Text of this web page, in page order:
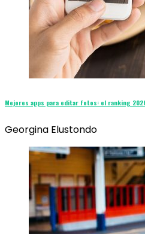
Mejores apps para editar fotos: el ranking
Georgina Elustondo